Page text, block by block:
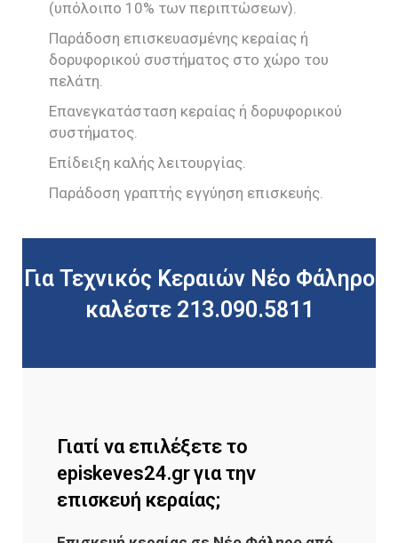
(υπόλοιπο 10% των περιπτώσεων).
Παράδοση επισκευασμένης κεραίας ή
δορυφορικού συστήματος στο χώρο του
πελάτη.
Επανεγκατάσταση κεραίας ή δορυφορικού
συστήματος.
Επίδειξη καλής λειτουργίας.
Παράδοση γραπτής εγγύηση επισκευής.
Για Τεχνικός Κεραιών Νέο Φάληρο
καλέστε 213.090.5811
Γιατί να επιλέξετε το
episkeves24.gr για την
επισκευή κεραίας;